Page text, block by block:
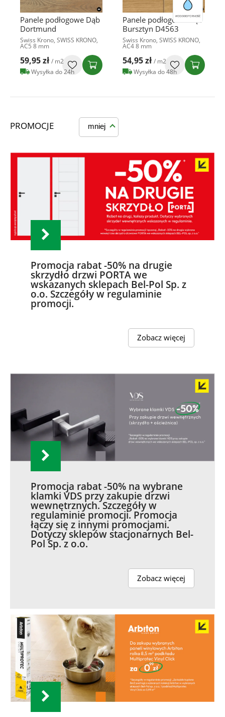
Panele podłogowe Dąb
Dortmund
Swiss Krono, SWISS KRONO,
AC5 8 mm
59,95 zł / m2
Wysyłka do 24h
Panele podłogowe Dąb
Bursztyn D4563
Swiss Krono, SWISS KRONO,
AC4 8 mm
54,95 zł / m2
Wysyłka do 48h
PROMOCJE mniej
Promocja rabat -50% na drugie
skrzydło drzwi PORTA we
wskazanych sklepach Bel-Pol Sp. z
o.o. Szczegóły w regulaminie
promocji.
Zobacz więcej
Promocja rabat -50% na wybrane
klamki VDS przy zakupie drzwi
wewnętrznych. Szczegóły w
regulaminie promocji. Promocja
łączy się z innymi promocjami.
Dotyczy sklepów stacjonarnych Bel-
Pol Sp. z o.o.
Zobacz więcej